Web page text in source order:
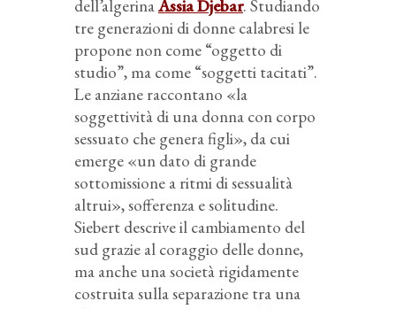
dell’algerinaAssia Djebar. Studiando
tre generazioni di donne calabresi le
propone non come “oggetto di
studio”, ma come “soggetti tacitati”.
Le anziane raccontano «la
soggettività di una donna con corpo
sessuato che genera figli», da cui
emerge «un dato di grande
sottomissione a ritmi di sessualità
altrui», sofferenza e solitudine.
Siebert descrive il cambiamento del
sud grazie al coraggio delle donne,
ma anche una società rigidamente
costruita sulla separazione tra una